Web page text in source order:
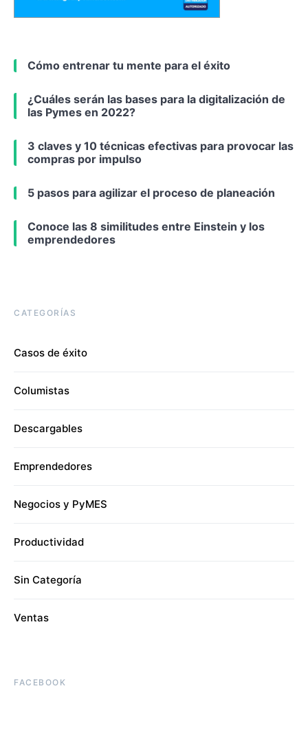
Cómo entrenar tu mente para el éxito
¿Cuáles serán las bases para la digitalización de
las Pymes en 2022?
3 claves y 10 técnicas efectivas para provocar las
compras por impulso
5 pasos para agilizar el proceso de planeación
Conoce las 8 similitudes entre Einstein y los
emprendedores
CATEGORÍAS
Casos de éxito
Columistas
Descargables
Emprendedores
Negocios y PyMES
Productividad
Sin Categoría
Ventas
FACEBOOK